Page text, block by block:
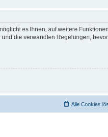
es Ihnen, auf weitere
die verwandten Regelungen,
Alle Cookies